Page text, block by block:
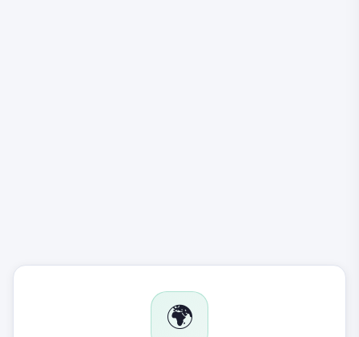
🌍